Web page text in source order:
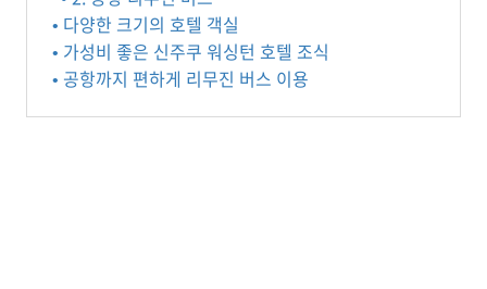
• 다양한 크기의 호텔 객실
• 가성비 좋은 신주쿠 워싱턴 호텔 조식
• 공항까지 편하게 리무진 버스 이용